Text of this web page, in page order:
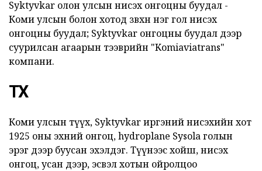
Syktyvkar олон улсын нисэх онгоцны буудал -
Коми улсын болон хотод зөвхөн нэг гол нисэх
онгоцны буудал; Syktyvkar онгоцны буудал дээр
суурилсан агаарын тээврийн "Komiaviatrans"
компани.
ТҮҮХ
Коми улсын түүх, Syktyvkar иргэний нисэхийн хот
1925 оны эхний онгоц, hydroplane Sysola голын
эрэг дээр буусан эхэлдэг. Түүнээс хойш, нисэх
онгоц, усан дээр, эсвэл хотын ойролцоо